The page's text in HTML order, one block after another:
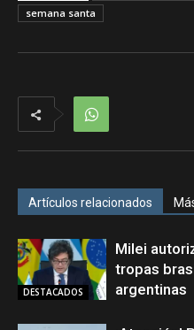
semana santa
Artículos relacionados
DESTACADOS
Milei
tropas
argentinas